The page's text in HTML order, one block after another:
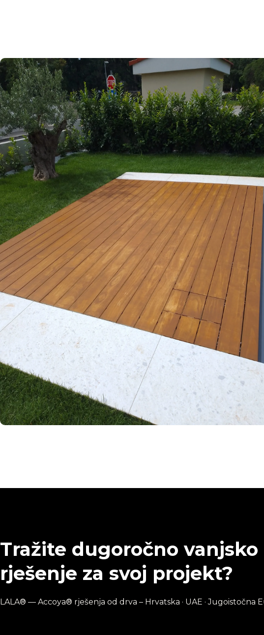
Tražite dugoročno vanjsko
rješenje za svoj projekt?
LALA® — Accoya® rješenja od drva – Hrvatska · UAE · Jugoistočna